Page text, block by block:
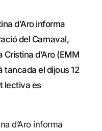
d’Aro informa
del Carnaval,
Cristina d’Aro (EMM
tancada el dijous 12
lectiva es
d’Aro informa